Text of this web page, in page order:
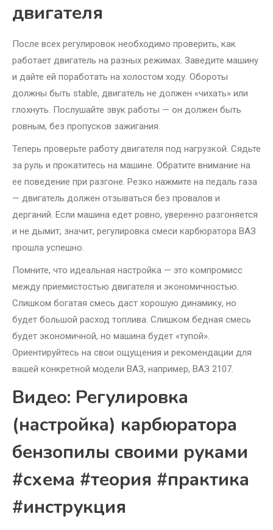
двигателя
После всех регулировок необходимо проверить, как
работает двигатель на разных режимах. Заведите машину
и дайте ей поработать на холостом ходу. Обороты
должны быть stable, двигатель не должен «чихать» или
глохнуть. Послушайте звук работы — он должен быть
ровным, без пропусков зажигания.
Теперь проверьте работу двигателя под нагрузкой. Сядьте
за руль и прокатитесь на машине. Обратите внимание на
ее поведение при разгоне. Резко нажмите на педаль газа
— двигатель должен отзываться без провалов и
дерганий. Если машина едет ровно, уверенно разгоняется
и не дымит, значит, регулировка смеси карбюратора ВАЗ
прошла успешно.
Помните, что идеальная настройка — это компромисс
между приемистостью двигателя и экономичностью.
Слишком богатая смесь даст хорошую динамику, но
будет большой расход топлива. Слишком бедная смесь
будет экономичной, но машина будет «тупой».
Ориентируйтесь на свои ощущения и рекомендации для
вашей конкретной модели ВАЗ, например, ВАЗ 2107.
Видео: Регулировка
(настройка) карбюратора
бензопилы своими руками
#схема #теория #практика
#инструкция